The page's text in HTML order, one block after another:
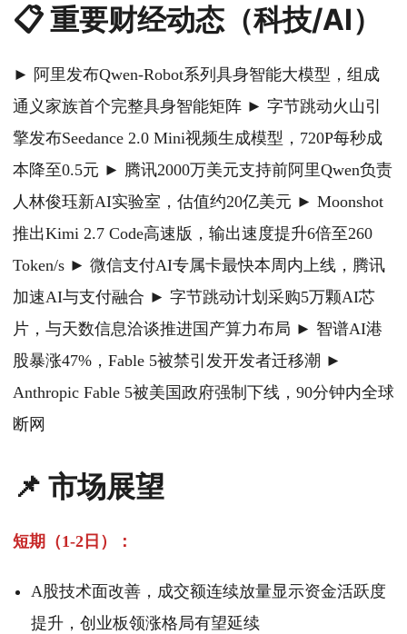
📋 重要财经动态（科技/AI）
► 阿里发布Qwen-Robot系列具身智能大模型，组成
通义家族首个完整具身智能矩阵 ► 字节跳动火山引
擎发布Seedance 2.0 Mini视频生成模型，720P每秒成
本降至0.5元 ► 腾讯2000万美元支持前阿里Qwen负责
人林俊珏新AI实验室，估值约20亿美元 ► Moonshot
推出Kimi 2.7 Code高速版，输出速度提升6倍至260
Token/s ► 微信支付AI专属卡最快本周内上线，腾讯
加速AI与支付融合 ► 字节跳动计划采购5万颗AI芯
片，与天数信息洽谈推进国产算力布局 ► 智谱AI港
股暴涨47%，Fable 5被禁引发开发者迁移潮 ►
Anthropic Fable 5被美国政府强制下线，90分钟内全球
断网
📌 市场展望
短期（1-2日）：
A股技术面改善，成交额连续放量显示资金活跃度
提升，创业板领涨格局有望延续